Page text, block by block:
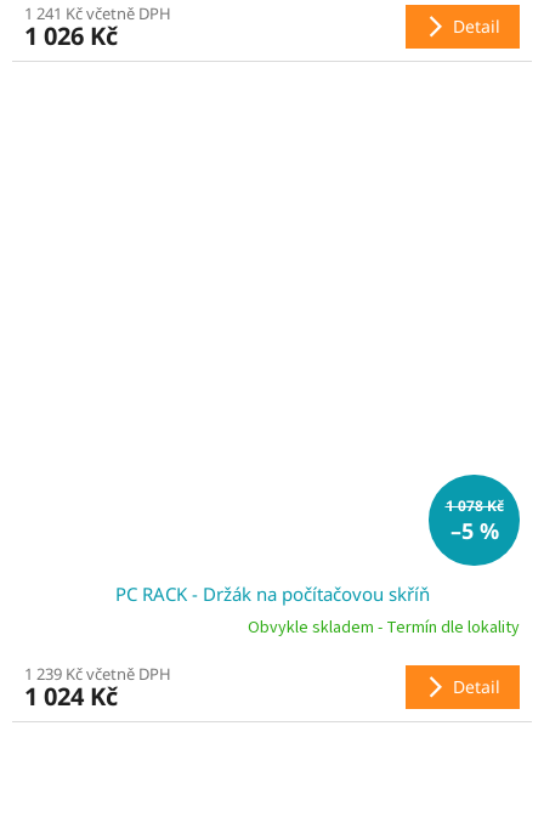
1 241 Kč včetně DPH
1 026 Kč Detail
1 078 Kč
–5 %
PC RACK - Držák na počítačovou skříň
Obvykle skladem - Termín dle lokality
1 239 Kč včetně DPH
1 024 Kč Detail